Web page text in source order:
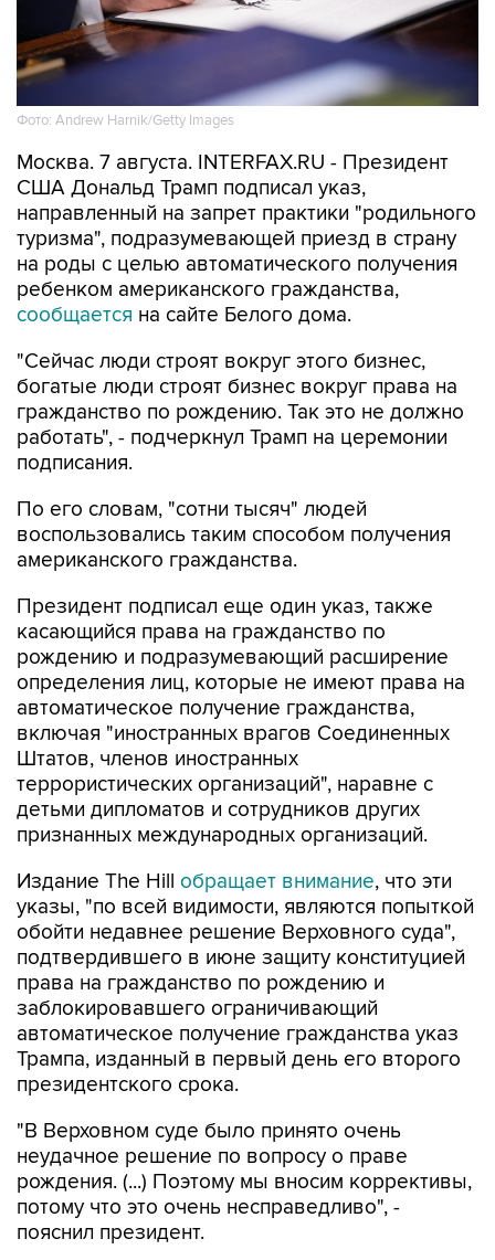
Фото: Andrew Harnik/Getty Images
Москва. 7 августа. INTERFAX.RU - Президент
направленный на запрет практики "родильного
туризма", подразумевающей приезд в страну
на роды с целью автоматического получения
ребенком американского гражданства,
сообщаетсяна сайте Белого дома.
"Сейчас люди строят вокруг этого бизнес,
гражданство по рождению. Так это не должно
работать", - подчеркнул Трамп на церемонии
подписания.
По его словам, "сотни тысяч" людей
американского гражданства.
Президент подписал еще один указ, также
рождению и подразумевающий расширение
определения лиц, которые не имеют права на
автоматическое получение гражданства,
включая "иностранных врагов Соединенных
Штатов, членов иностранных
террористических организаций", наравне с
детьми дипломатов и сотрудников других
признанных международных организаций.
Издание The Hillобращает внимание, что эти
обойти недавнее решение Верховного суда",
подтвердившего в июне защиту конституцией
права на гражданство по рождению и
заблокировавшего ограничивающий
автоматическое получение гражданства указ
Трампа, изданный в первый день его второго
президентского срока.
"В Верховном суде было принято очень
рождения. (...) Поэтому мы вносим коррективы,
потому что это очень несправедливо", -
пояснил президент.
Газета отмечает, что два новых указа